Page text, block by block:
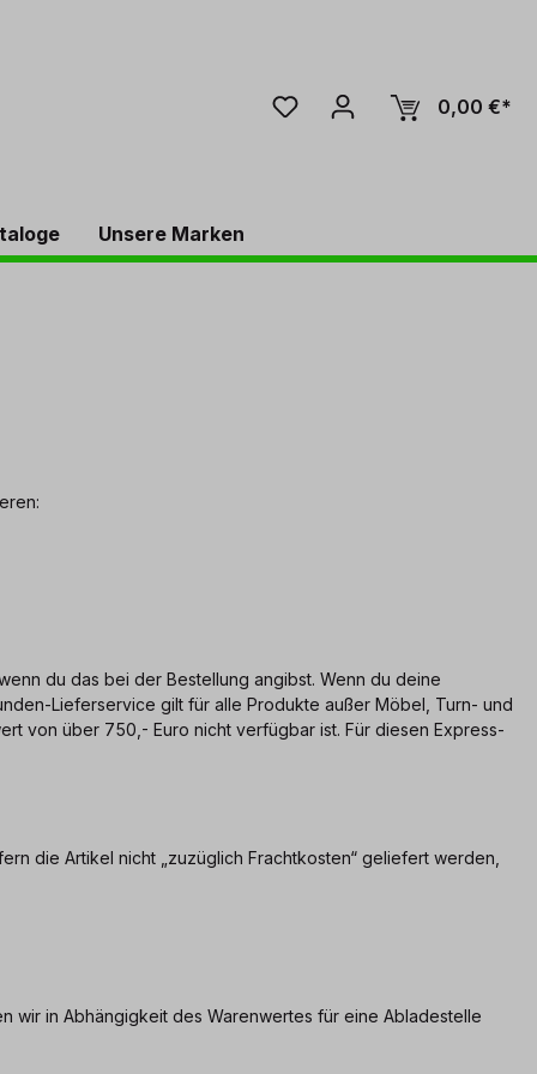
0,00 €*
Unsere Marken
du das bei der Bestellung angibst. Wenn du deine
Lieferservice gilt für alle Produkte außer Möbel, Turn- und
von über 750,- Euro nicht verfügbar ist. Für diesen Express-
die Artikel nicht „zuzüglich Frachtkosten“ geliefert werden,
wir in Abhängigkeit des Warenwertes für eine Abladestelle